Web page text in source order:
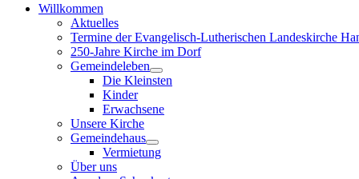
Willkommen
Aktuelles
Termine der Evangelisch-Lutherischen Landeskirche
250-Jahre Kirche im Dorf
Gemeindeleben
Die Kleinsten
Kinder
Erwachsene
Unsere Kirche
Gemeindehaus
Vermietung
Über uns